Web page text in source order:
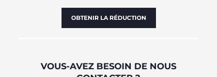
OBTENIR LA RÉDUCTION
VOUS-AVEZ BESOIN DE NOUS